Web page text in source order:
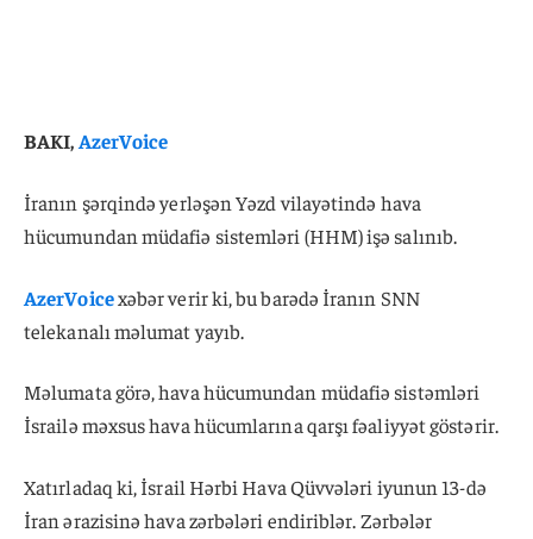
BAKI,AzerVoice
İranın şərqində yerləşən Yəzd vilayətində hava
hücumundan müdafiə sistemləri (HHM) işə salınıb.
AzerVoicexəbər verir ki, bu barədə İranın SNN
telekanalı məlumat yayıb.
Məlumata görə, hava hücumundan müdafiə sistəmləri
İsrailə məxsus hava hücumlarına qarşı fəaliyyət göstərir.
Xatırladaq ki, İsrail Hərbi Hava Qüvvələri iyunun 13-də
İran ərazisinə hava zərbələri endiriblər. Zərbələr